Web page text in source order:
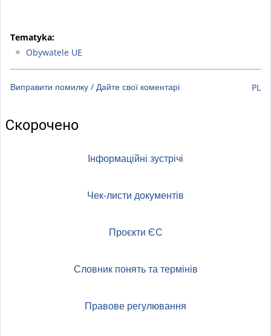
Tematyka:
Obywatele UE
Виправити помилку / Дайте свої коментарі PL
Скорочено
Інформаційні зустрічі
Чек-листи документів
Проєкти ЄС
Словник понять та термінів
Правове регулювання